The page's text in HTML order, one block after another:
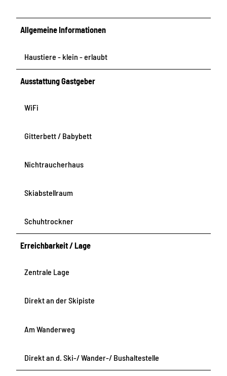
Allgemeine Informationen
Haustiere - klein - erlaubt
Ausstattung Gastgeber
WiFi
Gitterbett / Babybett
Nichtraucherhaus
Skiabstellraum
Schuhtrockner
Erreichbarkeit / Lage
Zentrale Lage
Direkt an der Skipiste
Am Wanderweg
Direkt an d. Ski-/ Wander-/ Bushaltestelle